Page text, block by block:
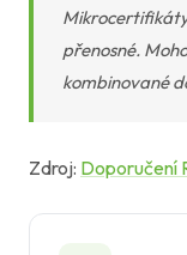
přenosné.
kombinované
Zdroj: Doporučení